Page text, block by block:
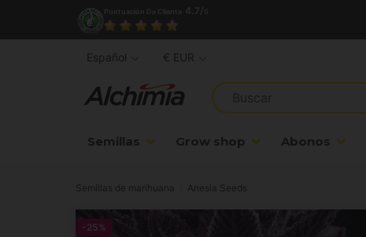
Semillas Grow shop Abonos
Español € EUR
Semillas de marihuana Anesia Seeds
-25%